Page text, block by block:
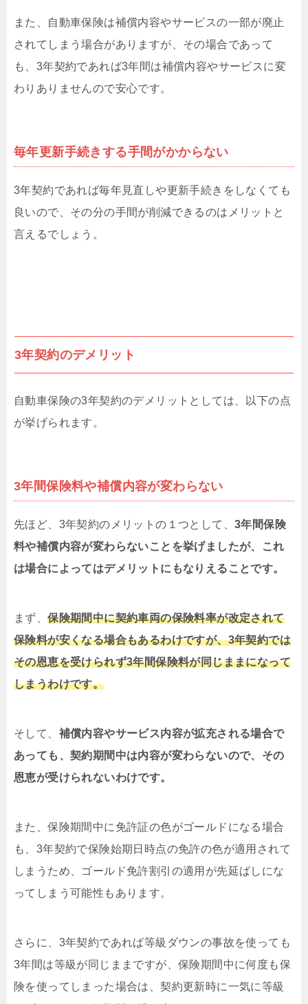
また、自動車保険は補償内容やサービスの一部が廃止
されてしまう場合がありますが、その場合であって
も、3年契約であれば3年間は補償内容やサービスに変
わりありませんので安心です。
毎年更新手続きする手間がかからない
3年契約であれば毎年見直しや更新手続きをしなくても
良いので、その分の手間が削減できるのはメリットと
言えるでしょう。
3年契約のデメリット
自動車保険の3年契約のデメリットとしては、以下の点
が挙げられます。
3年間保険料や補償内容が変わらない
先ほど、3年契約のメリットの１つとして、 3年間保険
料や補償内容が変わらないことを挙げましたが、これ
は場合によってはデメリットにもなりえることです。
まず、保険期間中に契約車両の保険料率が改定されて
保険料が安くなる場合もあるわけですが、3年契約では
その恩恵を受けられず3年間保険料が同じままになって
しまうわけです。
そして、 補償内容やサービス内容が拡充される場合で
あっても、契約期間中は内容が変わらないので、その
恩恵が受けられないわけです。
また、保険期間中に免許証の色がゴールドになる場合
も、3年契約で保険始期日時点の免許の色が適用されて
しまうため、ゴールド免許割引の適用が先延ばしにな
ってしまう可能性もあります。
さらに、3年契約であれば等級ダウンの事故を使っても
3年間は等級が同じままですが、保険期間中に何度も保
険を使ってしまった場合は、契約更新時に一気に等級